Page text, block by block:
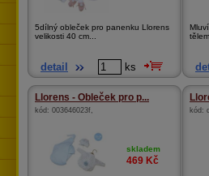
5dílný obleček pro panenku Llorens
velikosti 40 cm...
detail ks
Llorens - Obleček pro p...
kód: 003646023f,
skladem
469 Kč
kód: